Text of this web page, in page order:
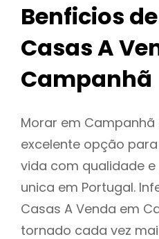
Benficios
Casas A
Campanhã
Morar em
excelente opção
vida com qualidade
unica em Portugal.
Casas A Venda em
tornado cada vez